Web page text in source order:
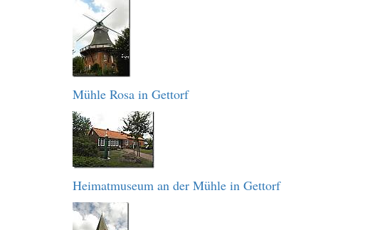
Mühle Rosa in Gettorf
Heimatmuseum an der Mühle in Gettorf